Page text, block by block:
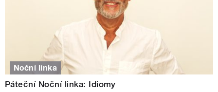
Noční linka
Páteční Noční linka: Idiomy